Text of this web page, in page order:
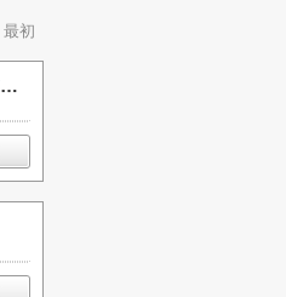
最初
【3/29オープン】Tokyu Store(東急ストア) 池上店